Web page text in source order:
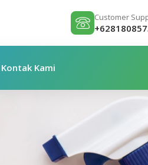
Customer
Kontak Kami